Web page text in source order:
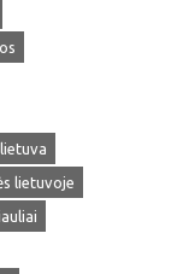
lietuvoje